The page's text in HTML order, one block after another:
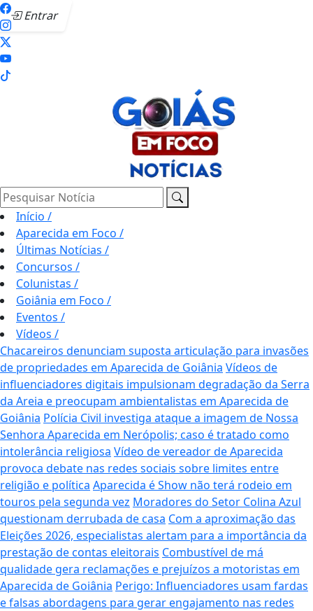
Entrar
Pesquisar Notícia
Início /
Aparecida em Foco /
Últimas Notícias /
Concursos /
Colunistas /
Goiânia em Foco /
Eventos /
Vídeos /
Chacareiros denunciam suposta articulação para invasões
de propriedades em Aparecida de Goiânia Vídeos de
influenciadores digitais impulsionam degradação da Serra
da Areia e preocupam ambientalistas em Aparecida de
Goiânia Polícia Civil investiga ataque a imagem de Nossa
Senhora Aparecida em Nerópolis; caso é tratado como
intolerância religiosa Vídeo de vereador de Aparecida
provoca debate nas redes sociais sobre limites entre
religião e política Aparecida é Show não terá rodeio em
touros pela segunda vez Moradores do Setor Colina Azul
questionam derrubada de casa Com a aproximação das
Eleições 2026, especialistas alertam para a importância da
prestação de contas eleitorais Combustível de má
qualidade gera reclamações e prejuízos a motoristas em
Aparecida de Goiânia Perigo: Influenciadores usam fardas
e falsas abordagens para gerar engajamento nas redes